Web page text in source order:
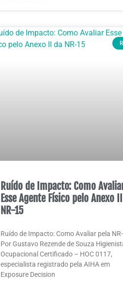
Ruído de Impacto: Como
Esse Agente Físico pelo Anexo
NR-15
Ruído de Impacto: Como Avaliar pela
Por Gustavo Rezende de Souza
Ocupacional Certificado – HOC 0117,
especialista registrado pela AIHA em
Exposure Decision